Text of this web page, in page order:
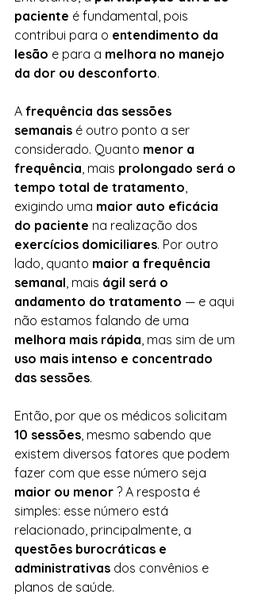
paciente é fundamental, pois
contribui para o entendimento da
lesão e para a melhora no manejo
da dor ou desconforto.
A frequência das sessões
semanais é outro ponto a ser
considerado. Quanto menor a
frequência, mais prolongado será o
tempo total de tratamento,
exigindo uma maior auto eficácia
do paciente na realização dos
exercícios domiciliares. Por outro
lado, quanto maior a frequência
semanal, mais ágil será o
andamento do tratamento — e aqui
não estamos falando de uma
melhora mais rápida, mas sim de um
uso mais intenso e concentrado
das sessões.
Então, por que os médicos solicitam
10 sessões, mesmo sabendo que
existem diversos fatores que podem
fazer com que esse número seja
maior ou menor ? A resposta é
simples: esse número está
relacionado, principalmente, a
questões burocráticas e
administrativas dos convênios e
planos de saúde.